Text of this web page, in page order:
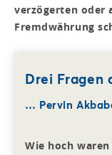
verzögerten oder
Fremdwährung
Drei Fragen
… Pervin
Wie hoch